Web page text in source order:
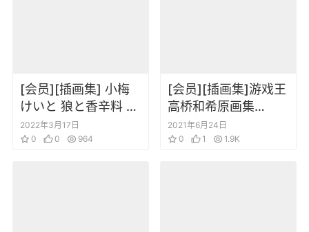
[会员][插画集] 小梅
けいと 狼と香辛料 画
集 ～狼と麦と林檎の
風景～
2022年3月17日
0
0 964
[会员][插画集]游戏王
高桥和希原画集
DUEL ART 高清版
2021年6月24日
0
1 1.9K